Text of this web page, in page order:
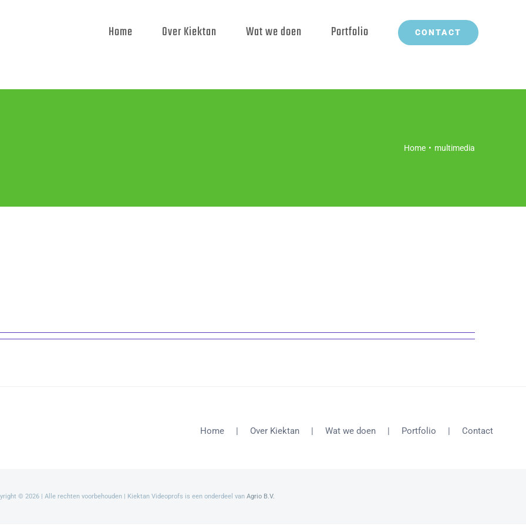
Home Over Kiektan Wat we doen Portfolio CONTACT
Home • multimedia
Home Over Kiektan Wat we doen Portfolio Contact
© 2026 | Alle rechten voorbehouden | Kiektan Videoprofs is een onderdeel van Agrio B.V.